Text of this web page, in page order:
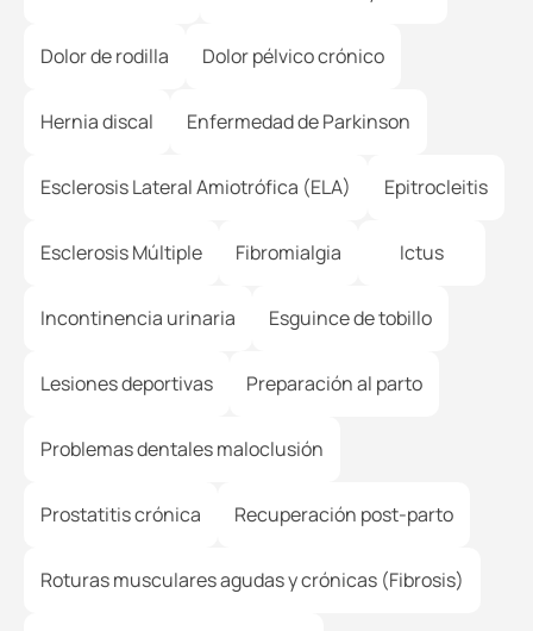
Dolor de rodilla Dolor pélvico crónico
Hernia discal Enfermedad de Parkinson
Esclerosis Lateral Amiotrófica (ELA) Epitrocleitis
Esclerosis Múltiple Fibromialgia Ictus
Incontinencia urinaria Esguince de tobillo
Lesiones deportivas Preparación al parto
Problemas dentales maloclusión
Prostatitis crónica Recuperación post-parto
Roturas musculares agudas y crónicas (Fibrosis)